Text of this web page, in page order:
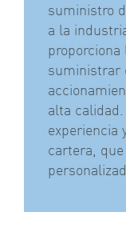
suministro
a la
proporciona
suministrar
alta
experiencia
cartera,